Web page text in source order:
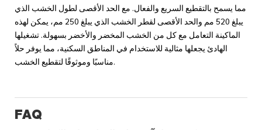
مما يسمح بالتقطيع السريع والفعال. مع الحد الأقصى لطول الخشب الذي
يبلغ 520 مم والحد الأقصى لقطر الخشب الذي يبلغ 250 مم، يمكن لهذه
الماكينة التعامل مع كل من الخشب المخضر والأخضر بسهولة. تشغيلها
الهادئ يجعلها مثالية للاستخدام في المناطق السكنية، مما يوفر حلاً
مناسبًا وموثوقًا لتقطيع الخشب.
FAQ